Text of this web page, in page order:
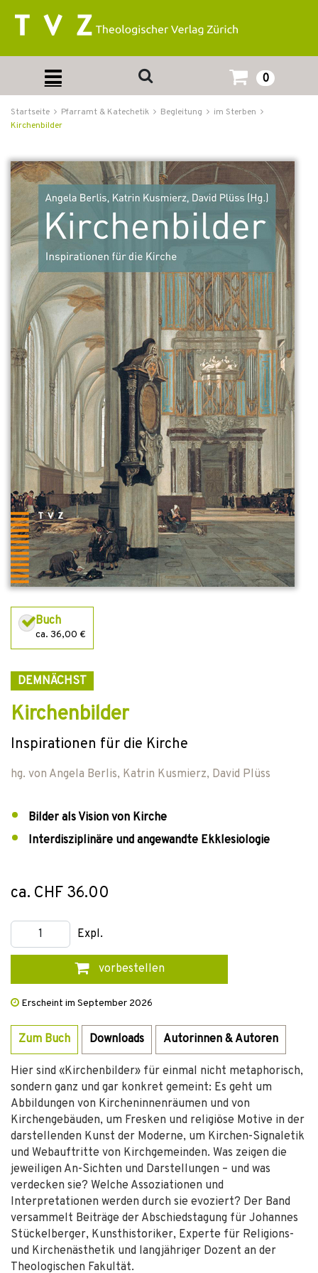
0
Startseite Pfarramt & Katechetik Begleitung
im Sterben
Kirchenbilder
Buch
ca. 36,00 €
DEMNÄCHST
Kirchenbilder
Inspirationen für die Kirche
hg. von Angela Berlis, Katrin Kusmierz, David Plüss
Bilder als Vision von Kirche
Interdisziplinäre und angewandte Ekklesiologie
ca. CHF 36.00
Expl.
vorbestellen
Erscheint im September 2026
Zum Buch Downloads Autorinnen & Autoren
Hier sind «Kirchenbilder» für einmal nicht metaphorisch,
sondern ganz und gar konkret gemeint: Es geht um
Abbildungen von Kircheninnenräumen und von
Kirchengebäuden, um Fresken und religiöse Motive in der
darstellenden Kunst der Moderne, um Kirchen-Signaletik
und Webauftritte von Kirchgemeinden. Was zeigen die
jeweiligen An-Sichten und Darstellungen – und was
verdecken sie? Welche Assoziationen und
Interpretationen werden durch sie evoziert? Der Band
versammelt Beiträge der Abschiedstagung für Johannes
Stückelberger, Kunsthistoriker, Experte für Religions-
und Kirchenästhetik und langjähriger Dozent an der
Theologischen Fakultät.